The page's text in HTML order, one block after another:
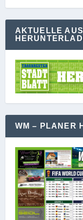
AKTUELLE
WM – PLANER